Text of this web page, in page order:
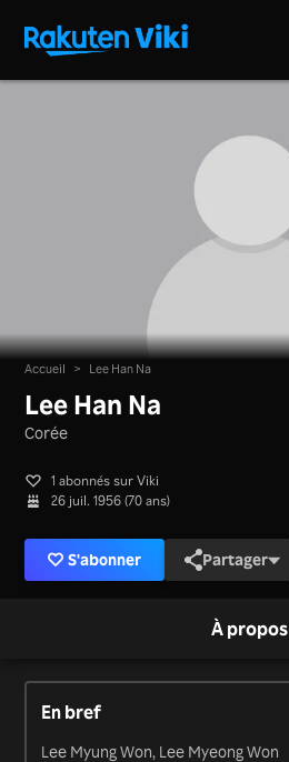
Accueil > Lee Han Na
Lee Han Na
Corée
1 abonnés sur Viki
26 juil. 1956 (70 ans)
S'abonner Partager
À propos
En bref
Lee Myung Won, Lee Myeong Won